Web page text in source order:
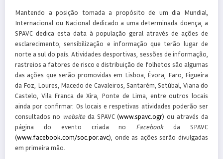
Mantendo a posição tomada a propósito de um dia Mundial,
Internacional ou Nacional dedicado a uma determinada doença, a
SPAVC dedica esta data à população geral através de ações de
esclarecimento, sensibilização e informação que terão lugar de
norte a sul do país. Atividades desportivas, sessões de informação,
rastreios a fatores de risco e distribuição de folhetos são algumas
das ações que serão promovidas em Lisboa, Évora, Faro, Figueira
da Foz, Loures, Macedo de Cavaleiros, Santarém, Setúbal, Viana do
Castelo, Vila Franca de Xira, Ponte de Lima, entre outros locais
ainda por confirmar. Os locais e respetivas atividades poderão ser
consultados no websiteda SPAVC (www.spavc.ogr) ou através da
página do evento criada no Facebookda SPAVC
(www.facebook.com/soc.por.avc), onde as ações serão divulgadas
em primeira mão.